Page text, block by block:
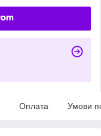
Оплата Умови